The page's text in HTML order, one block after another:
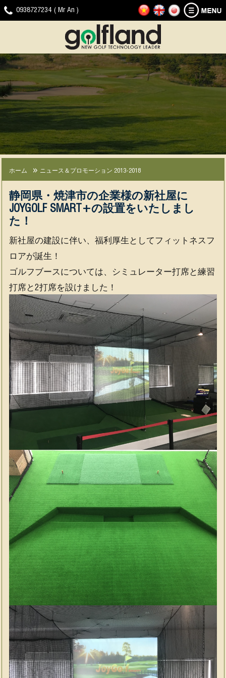
0938727234 ( Mr An )
ホ
ー
ゴ
ル
ュ
レ
ー
タ
ー
製
JOYGOLF
SMART+
ョ
ゴ
ル
フ
ス
マ
ト
プ
ス）
G-
SHOT
ー
ョ
ッ
ト
ス
マ
ト
2）
ニ
ュ
プ
ロ
モ
ー
シ
ョ
会
社
ニ
ー
ス
経
験
ニ
ュ
ス
プ
ロ
モ
ー
シ
ン
2013-
ダ
ウ
ド
ビ
デ
ッ
プ
ゴ
ル
ド
へ
の
問
い
合
せ
ホーム ニュース＆プロモーション 2013-2018
静岡県・焼津市の企業様の新社屋に
JOYGOLF SMART+の設置をいたしまし
た！
新社屋の建設に伴い、福利厚生としてフィットネスフ
ロアが誕生！
ゴルフブースについては、シミュレーター打席と練習
打席と2打席を設けました！